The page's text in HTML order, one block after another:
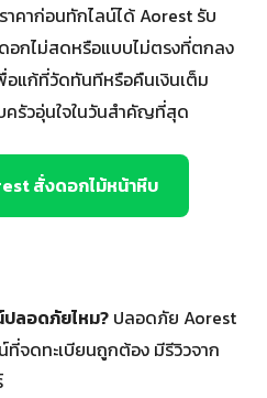
คาก่อนทักไลน์ได้ Aorest รับ
อกไม่สดหรือแบบไม่ตรงที่ตกลง
อแก้ที่วัดทันทีหรือคืนเงินเต็ม
ครัวอุ่นใจในวันสำคัญที่สุด
สั่งดอกไม้หน้าหีบ
ลอดภัยไหม? ปลอดภัย Aorest
จดทะเบียนถูกต้อง มีรีวิวจาก